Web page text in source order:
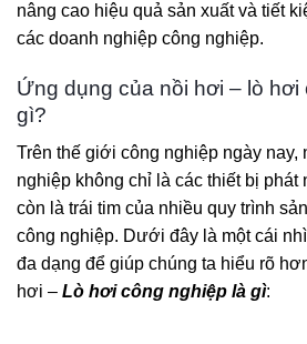
nâng cao hiệu quả sản xuất và tiết
các doanh nghiệp công nghiệp.
Ứng dụng của nồi hơi – lò hơi
gì?
Trên thế giới công nghiệp ngày
nghiệp không chỉ là các thiết bị phát
còn là trái tim của nhiều quy trình
công nghiệp. Dưới đây là một cái
đa dạng để giúp chúng ta hiểu rõ
hơi – Lò hơi công nghiệp là gì: